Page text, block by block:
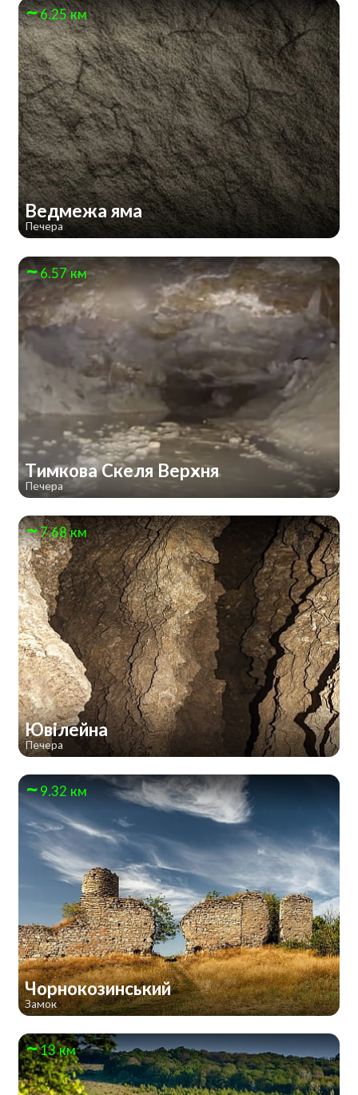
6.25 км
Ведмежа яма
Печера
6.57 км
Тимкова Скеля Верхня
Печера
7.68 км
Ювілейна
Печера
9.32 км
Чорнокозинський
Замок
13 км